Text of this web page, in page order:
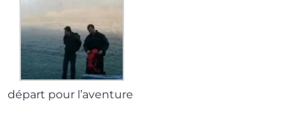
départ pour l’aventure